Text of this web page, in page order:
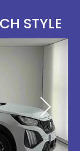
STYLE